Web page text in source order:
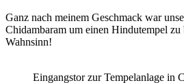
Ganz nach meinem Geschmack war
Chidambaram um einen Hindutempel zu
Wahnsinn!
Eingangstor zur Tempelanlage in